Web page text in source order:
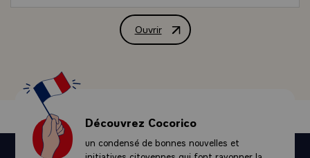
été très sensible à votre accueil, tout à l'heure, dans un
quartier de la ville, lorsqu'il s'est agi de dévoiler une
présence de notre ami, et qui marquera un moment de la
vie de cette cité et de ce département.\
Ayant dit mes remerciements, dépassant cet hôtel de
ville, m'adressant à la cité tout entière, à la population
que j'ai trop rapidement rencontrée ou aperçue, je veux
lui dire à quel point il est important pour moi de pouvoir,
Ouvrir
Allocution de M. François Mitterrand,
Découvrez Cocorico
un condensé de bonnes nouvelles et